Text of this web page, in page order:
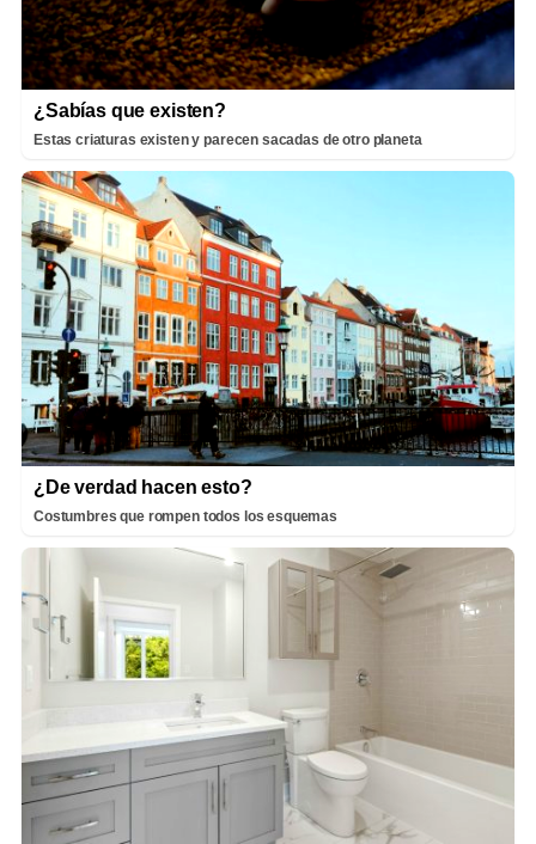
¿Sabías que existen?
Estas criaturas existen y parecen sacadas de otro planeta
¿De verdad hacen esto?
Costumbres que rompen todos los esquemas